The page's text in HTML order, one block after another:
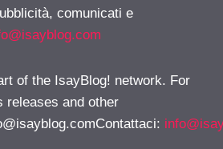
comunicati e
of the IsayBlog! network. For
releases and other
: